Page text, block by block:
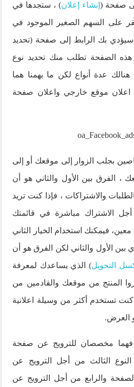
صفحة (إنشاء إعلان) ، ستجدها في
على السهم الصغير الموجود في
سيؤدي بك الرابط إلى صفحة (تحديد
هذه الصفحة تطلب منك تحديد نوع
هنالك عدة أنواع لكن ما يهمنا هما
اعلان موقع خارجي واعلان صفحة
بجلب الزوار إلى موقعك أو إلى
الفرق بين الأول والثاني هو أن
والاشتراكات ، فإذا كنت تريد
الاشتراك مباشرة في قائمتك
معين، فيمكنك استخدام الخيار الثاني
الأول والثاني لكن الفرق هو أن
التحويل) الذي يساعدك لمعرفة
المنتج من موقعك والقادمين من
كنت تستخدم أكثر من وسيلة اعلانية
العرض.
فهما مخصصان للترويج عن صفحة
الثالث من أجل الترويج عن
والرابع من أجل الترويج عن